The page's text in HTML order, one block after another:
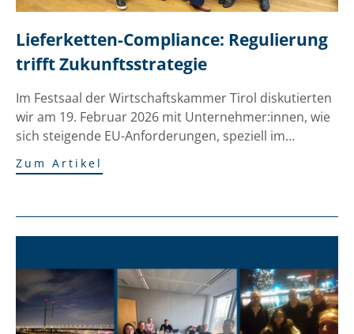
Lieferketten-Compliance: Regulierung
trifft Zukunftsstrategie
Im Festsaal der Wirtschaftskammer Tirol diskutierten
wir am 19. Februar 2026 mit Unternehmer:innen, wie
sich steigende EU-Anforderungen, speziell im…
Zum Artikel